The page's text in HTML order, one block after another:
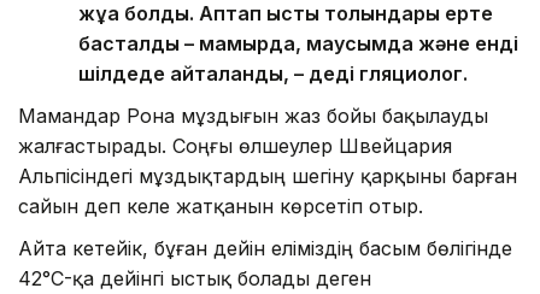
жұқа болды. Аптап ыстық толқындары ерте
басталды – мамырда, маусымда және енді
шілдеде қайталанды, – деді гляциолог.
Мамандар Рона мұздығын жаз бойы бақылауды
жалғастырады. Соңғы өлшеулер Швейцария
Альпісіндегі мұздықтардың шегіну қарқыны барған
сайын үдеп келе жатқанын көрсетіп отыр.
Айта кетейік, бұған дейін еліміздің басым бөлігінде
42°C-қа дейінгі ыстық болады деген